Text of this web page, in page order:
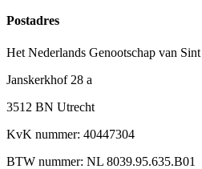
Postadres
Het Nederlands Genootschap van Sint
Janskerkhof 28 a
3512 BN Utrecht
KvK nummer: 40447304
BTW nummer: NL 8039.95.635.B01